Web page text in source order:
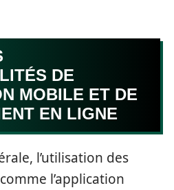
DE
MOBILE ET DE
EN LIGNE
l’utilisation des
l’application